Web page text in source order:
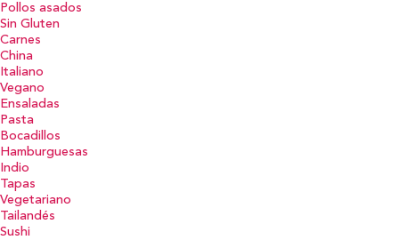
Pollos asados
Sin Gluten
Carnes
China
Italiano
Vegano
Ensaladas
Pasta
Bocadillos
Hamburguesas
Indio
Tapas
Vegetariano
Tailandés
Sushi